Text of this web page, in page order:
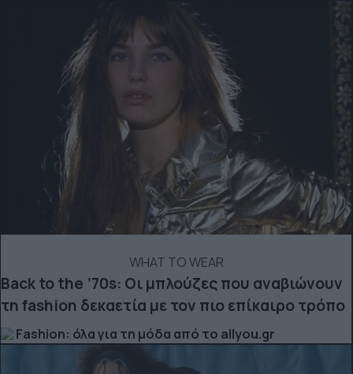
WHAT TO WEAR
Back to the ’70s: Οι μπλούζες που αναβιώνουν
τη fashion δεκαετία με τον πιο επίκαιρο τρόπο
Fashion: όλα για τη μόδα από το allyou.gr